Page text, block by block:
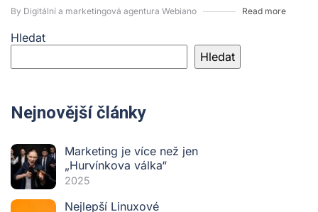
By Digitální a marketingová agentura Webiano Read more
Hledat
Hledat
Nejnovější články
Marketing je více než jen
„Hurvínkova válka“
2025
Nejlepší Linuxové